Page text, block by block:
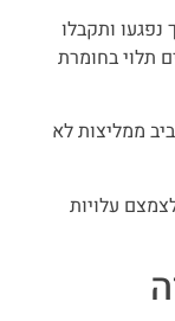
ותקבלו
תלוי בחומרת
ממליצות לא
עלויות